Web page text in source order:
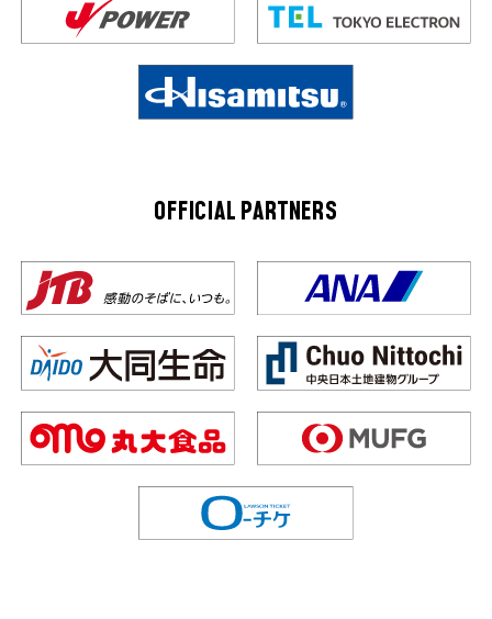
OFFICIAL PARTNERS